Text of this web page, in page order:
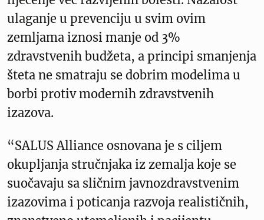
ulaganje u prevenciju u svim ovim
zemljama iznosi manje od 3%
zdravstvenih budžeta, a principi smanjenja
šteta ne smatraju se dobrim modelima u
borbi protiv modernih zdravstvenih
izazova.
“SALUS Alliance osnovana je s ciljem
okupljanja stručnjaka iz zemalja koje se
suočavaju sa sličnim javnozdravstvenim
izazovima i poticanja razvoja realističnih,